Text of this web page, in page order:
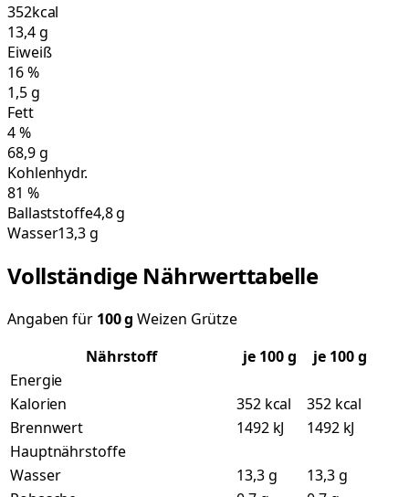
352kcal
13,4g
Eiweiß
16%
1,5g
Fett
4%
68,9g
Kohlenhydr.
81 %
Ballaststoffe4,8 g
Wasser13,3 g
Vollständige Nährwerttabelle
Angaben für 100g Weizen Grütze
Nährstoff
je 100g
je 100 g
Energie
Kalorien
352 kcal
352 kcal
Brennwert
1492 kJ
1492 kJ
Hauptnährstoffe
Wasser
13,3 g
13,3 g